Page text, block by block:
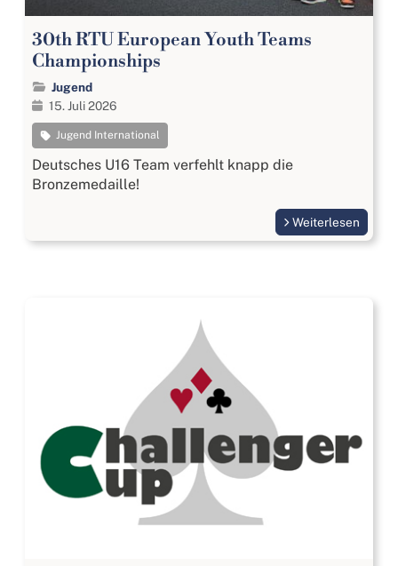
30th RTU European Youth Teams
Championships
Jugend
15. Juli 2026
Jugend International
Deutsches U16 Team verfehlt knapp die
Bronzemedaille!
Weiterlesen